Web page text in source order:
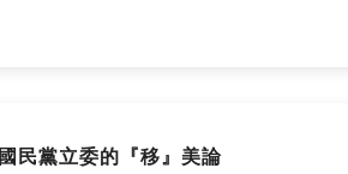
民黨立委的『移』美論